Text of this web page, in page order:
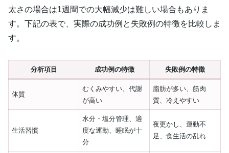
太さの場合は1週間での大幅減少は難しい場合もありま
す。下記の表で、実際の成功例と失敗例の特徴を比較しま
す。
分析項目 成功例の特徴 失敗例の特徴
体質
むくみやすい、代謝
が高い
脂肪が多い、筋肉
質、冷えやすい
生活習慣
水分・塩分管理、適
度な運動、睡眠が十
分
夜更かし、運動不
足、食生活の乱れ